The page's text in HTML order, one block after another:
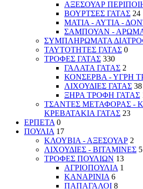
ΑΞΕΣΟΥΑΡ
ΒΟΥΡΤΣΕΣ ΓΑΤΑΣ 24
ΜΑΤΙΑ - ΑΥΤΙΑ -
ΣΑΜΠΟΥΑΝ -
ΣΥΜΠΛΗΡΩΜΑΤΑ
ΤΑΥΤΟΤΗΤΕΣ ΓΑΤΑΣ 0
ΤΡΟΦΕΣ ΓΑΤΑΣ 330
ΓΑΛΑΤΑ ΓΑΤΑΣ 2
ΚΟΝΣΕΡΒΑ - ΥΓΡΗ
ΛΙΧΟΥΔΙΕΣ ΓΑΤΑΣ 38
ΞΗΡΑ ΤΡΟΦΗ ΓΑΤΑΣ
ΤΣΑΝΤΕΣ ΜΕΤΑΦΟΡΑΣ -
ΚΡΕΒΑΤΑΚΙΑ ΓΑΤΑΣ 23
ΕΡΠΕΤΑ 0
ΠΟΥΛΙΑ 17
ΚΛΟΥΒΙΑ - ΑΞΕΣΟΥΑΡ 2
ΛΙΧΟΥΔΙΕΣ - ΒΙΤΑΜΙΝΕΣ 5
ΤΡΟΦΕΣ ΠΟΥΛΙΩΝ 13
ΑΓΡΙΟΠΟΥΛΙΑ 1
ΚΑΝΑΡΙΝΙΑ 6
ΠΑΠΑΓΑΛΟΙ 8